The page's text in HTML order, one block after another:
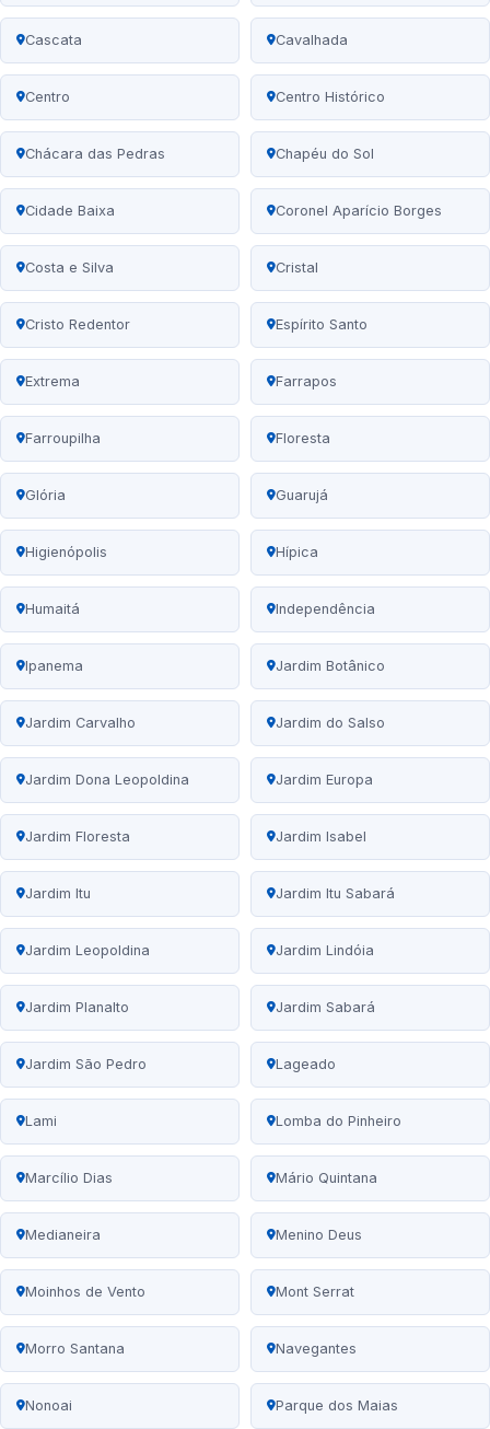
Cascata Cavalhada
Centro Centro Histórico
Chácara das Pedras Chapéu do Sol
Cidade Baixa Coronel Aparício Borges
Costa e Silva Cristal
Cristo Redentor Espírito Santo
Extrema Farrapos
Farroupilha Floresta
Glória Guarujá
Higienópolis Hípica
Humaitá Independência
Ipanema Jardim Botânico
Jardim Carvalho Jardim do Salso
Jardim Dona Leopoldina Jardim Europa
Jardim Floresta Jardim Isabel
Jardim Itu Jardim Itu Sabará
Jardim Leopoldina Jardim Lindóia
Jardim Planalto Jardim Sabará
Jardim São Pedro Lageado
Lami Lomba do Pinheiro
Marcílio Dias Mário Quintana
Medianeira Menino Deus
Moinhos de Vento Mont Serrat
Morro Santana Navegantes
Nonoai Parque dos Maias